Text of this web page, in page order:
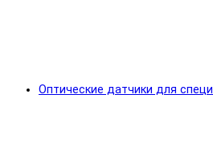
Оптические датчики для